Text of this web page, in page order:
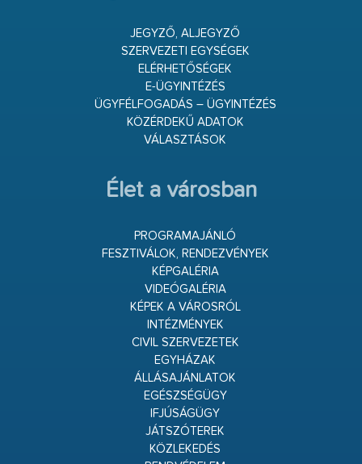
JEGYZŐ, ALJEGYZŐ
SZERVEZETI EGYSÉGEK
ELÉRHETŐSÉGEK
E-ÜGYINTÉZÉS
ÜGYFÉLFOGADÁS – ÜGYINTÉZÉS
KÖZÉRDEKŰ ADATOK
VÁLASZTÁSOK
Élet a városban
PROGRAMAJÁNLÓ
FESZTIVÁLOK, RENDEZVÉNYEK
KÉPGALÉRIA
VIDEÓGALÉRIA
KÉPEK A VÁROSRÓL
INTÉZMÉNYEK
CIVIL SZERVEZETEK
EGYHÁZAK
ÁLLÁSAJÁNLATOK
EGÉSZSÉGÜGY
IFJÚSÁGÜGY
JÁTSZÓTEREK
KÖZLEKEDÉS